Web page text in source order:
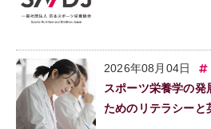
2026年08月04日
スポーツ栄養学の発
ためのリテラシーと